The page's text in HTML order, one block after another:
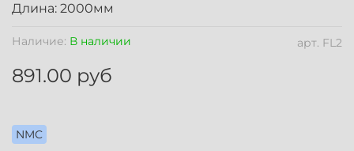
арт. FL2
Наличие: В наличии
NMC
891.00 руб
Длина: 2000мм